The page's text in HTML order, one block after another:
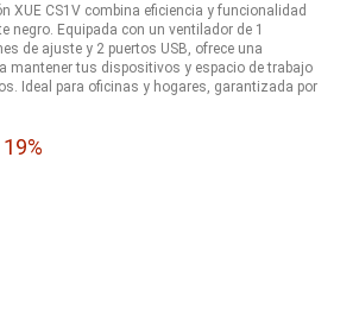
XUE CS1V combina eficiencia y funcionalidad
negro. Equipada con un ventilador de 1
de ajuste y 2 puertos USB, ofrece una
mantener tus dispositivos y espacio de trabajo
Ideal para oficinas y hogares, garantizada por